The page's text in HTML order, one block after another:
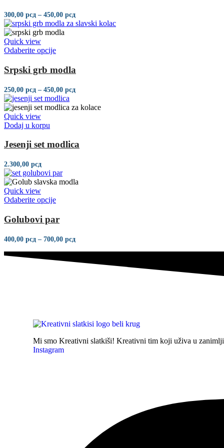
više
varijanti.
Opcije
mogu
na
stranici
proizvoda.
300,00 рсд – 450,00 рсдRaspon
cena:
od
Quick view
Odaberite opcijeOvaj
ima
više
varijanti.
Opcije
mogu
biti
stranici
proizvoda.
Srpski grb modla
250,00 рсд – 450,00 рсдRaspon
od
250,00 рсд
Quick view
Dodaj u korpu
Jesenji set modlica
2.300,00 рсд
Quick view
Odaberite opcijeOvaj
ima
više
varijanti.
Opcije
mogu
biti
Golubovi par
400,00 рсд – 700,00 рсдRaspon
od
400,00 рсд
Mi smo Kreativni slatkiši! Kreativni tim koji uživa u
Instagram